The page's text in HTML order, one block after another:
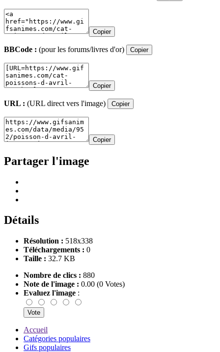
Copier
BBCode : (pour les forums/livres d'or) Copier
Copier
URL : (URL direct vers l'image) Copier
Copier
Partager l'image
Détails
Résolution : 518x338
Téléchargements : 0
Taille : 32.7 KB
Nombre de clics : 880
Note de l'image : 0.00 (0 Votes)
Evaluez l'image :
Accueil
Catégories populaires
Gifs populaires